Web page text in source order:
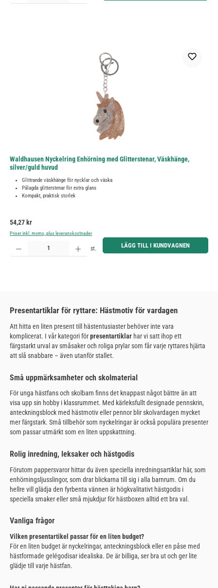
Waldhausen Nyckelring Enhörning med Glitterstenar, Väskhänge,
silver/guld huvud
Glittrande väskhänge för nycklar och väska
Pålagda glitterstenar för extra glans
Kompakt, praktisk storlek
Ordinarie pris:
54,27 kr
Priser inkl. moms, plus leveranskostnader
Produktkvantitet: Ange önskat belopp eller använd knapparna för att öka eller minska kvantiteten.
st. LÄGG TILL I KUNDVAGNEN
Presentartiklar för ryttare: Hästmotiv för vardagen
Att hitta en liten present till hästentusiaster behöver inte vara
komplicerat. I vår kategori förpresentartiklar har vi satt ihop ett
färgstarkt urval av småsaker och roliga prylar som får varje ryttares hjärta
att slå snabbare – även utanför stallet.
Små uppmärksamheter och skolmaterial
För unga hästfans och skolbarn finns det knappast något bättre än att
visa upp sin hobby i klassrummet. Med kärleksfullt designade pennskrin,
anteckningsblock med hästmotiv eller pennor blir skolvardagen mycket
mer färgstark. Små tillbehör som nyckelringar är också populära presenter
som passar utmärkt som en liten uppskattning.
Rolig inredning, leksaker och hästgodis
Förutom pappersvaror hittar du även speciella inredningsartiklar här, som
enhörningsljusslingor, som drar blickarna till sig i alla barnrum. Om du
hellre vill glädja den fyrbenta vännen är högkvalitativt hästgodis i
speciella smaker eller små mjukdjur för hästboxen alltid ett bra val.
Vanliga frågor
Vilken presentartikel passar för en liten budget?
För en liten budget är nyckelringar, anteckningsblock eller en påse med
hästformade gelégodisar idealiska. De är billiga, ser bra ut och ger lite
glädje till varje hästfan.